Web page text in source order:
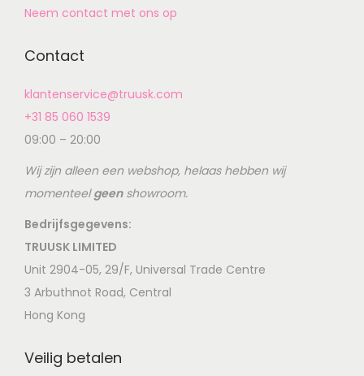
Neem contact met ons op
Contact
klantenservice@truusk.com
+31 85 060 1539
09:00 – 20:00
Wij zijn alleen een webshop, helaas hebben wij
momenteelgeenshowroom.
Bedrijfsgegevens:
TRUUSK LIMITED
Unit 2904-05, 29/F, Universal Trade Centre
3 Arbuthnot Road, Central
Hong Kong
Veilig betalen